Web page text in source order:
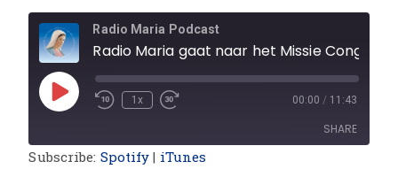
Radio Maria Podcast
1x 00:00 / 11:43
SHARE
Subscribe: Spotify | iTunes